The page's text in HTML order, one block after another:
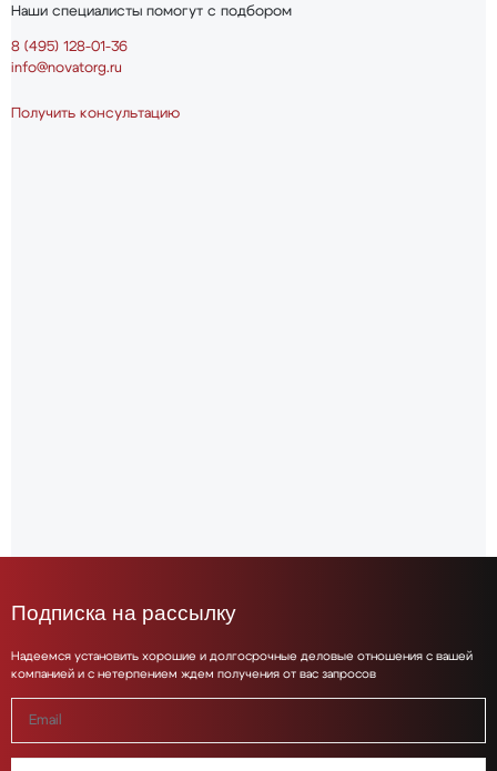
Наши специалисты помогут с подбором
8 (495) 128-01-36
info@novatorg.ru
Получить консультацию
Подписка на рассылку
Надеемся установить хорошие и долгосрочные деловые отношения с вашей
компанией и с нетерпением ждем получения от вас запросов